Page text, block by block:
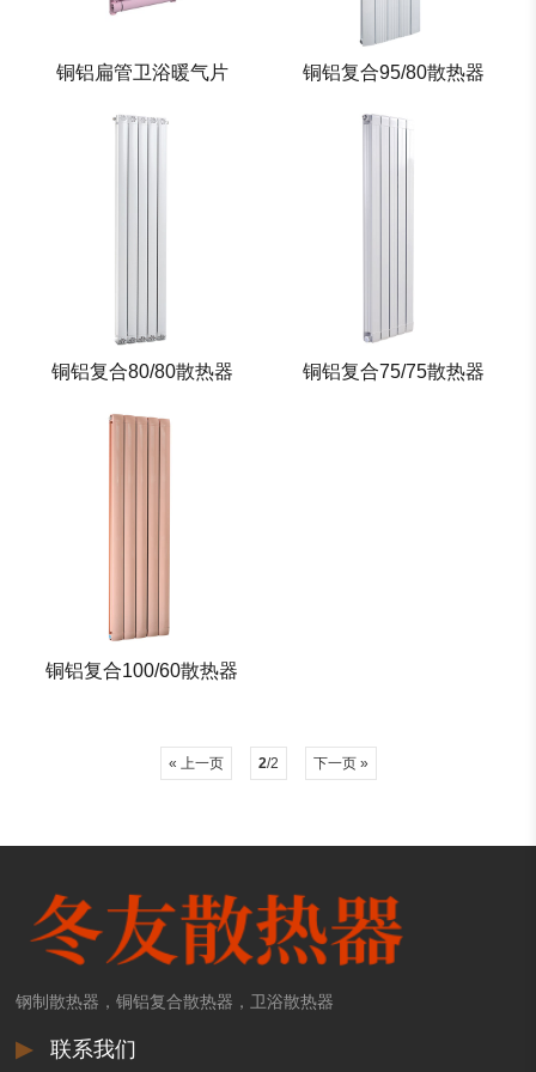
铜铝扁管卫浴暖气片 铜铝复合95/80散热器
铜铝复合80/80散热器 铜铝复合75/75散热器
铜铝复合100/60散热器
« 上一页 2/2 下一页 »
钢制散热器，铜铝复合散热器，卫浴散热器
▶联系我们